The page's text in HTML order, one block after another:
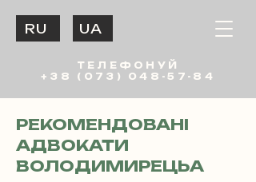
ТЕЛЕФОНУЙ
+38 (073) 048-57-84
UA
RU
РЕКОМЕНДОВАНІ
АДВОКАТИ
ВОЛОДИМИРЕЦЬА